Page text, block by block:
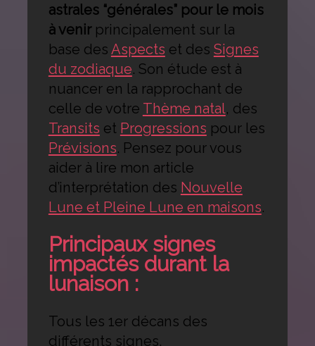
astrales “générales” pour le mois
à venirprincipalement sur la
base des Aspects et des Signes
du zodiaque. Son étude est à
nuancer en la rapprochant de
celle de votre Thème natal, des
Transits et Progressions pour les
Prévisions. Pensez pour vous
aider à lire mon article
d’interprétation des Nouvelle
Lune et Pleine Lune en maisons.
Principaux signes
impactés durant la
lunaison :
Tous les 1er décans des
différents signes.